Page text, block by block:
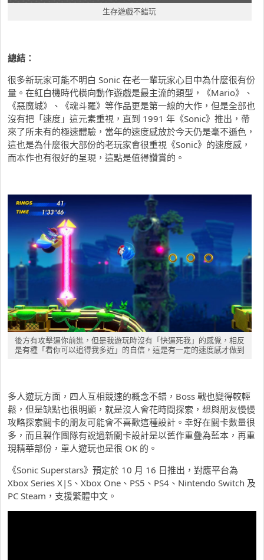
生存遊戲不錯玩
總結：
很多新玩家可能不明白 Sonic 在老一輩玩家心目中為什麼很有份
量。在紅白機時代橫向動作遊戲是最主流的類型，《Mario》、
《惡魔城》、《魂斗羅》等作品更是第一線的大作，但是全部也
沒有把「速度」這元素重視，直到 1991 年《Sonic》推出，帶
來了所未有的極速體驗，當年的速度感放於今天仍是毫不遜色，
這也是為什麼很大部份的老玩家會很重視《Sonic》的速度感，
而本作也有很好的呈現，這點是值得讚賞的。
後方有攻擊逼你前進，但是我遊玩時沒有「快逼死我」的感覺，相反
是有種「看你可以追得我多近」的自信，這是有一定的速度感才做到
多人遊玩方面，四人互相競速的概念不錯，Boss 戰也變得較輕
鬆，但是缺點也很明顯，就是沒人會花時間探索，想與朋友慢慢
攻略探索關卡的朋友可能會不喜歡這種設計。幸好在關卡數量很
多，而且製作團隊有說過新關卡設計是以舊作重疊為藍本，再重
現精華部份，單人遊玩也是很 OK 的。
《Sonic Superstars》預定於 10 月 16 日推出，對應平台為
Xbox Series X|S、Xbox One、PS5、PS4、Nintendo Switch 及
PC Steam，支援繁體中文。